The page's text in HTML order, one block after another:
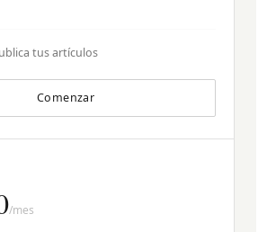
tus artículos
Comenzar
/mes